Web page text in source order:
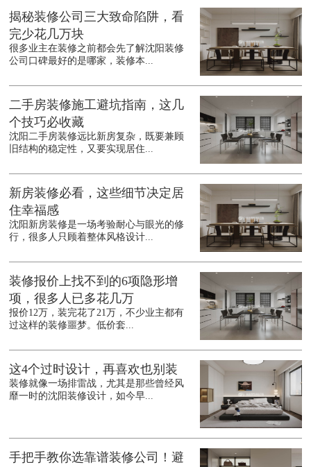
揭秘装修公司三大致命陷阱，看
完少花几万块
很多业主在装修之前都会先了解沈阳装修
公司口碑最好的是哪家，装修本...
二手房装修施工避坑指南，这几
个技巧必收藏
沈阳二手房装修远比新房复杂，既要兼顾
旧结构的稳定性，又要实现居住...
新房装修必看，这些细节决定居
住幸福感
沈阳新房装修是一场考验耐心与眼光的修
行，很多人只顾着整体风格设计...
装修报价上找不到的6项隐形增
项，很多人已多花几万
报价12万，装完花了21万，不少业主都有
过这样的装修噩梦。低价套...
这4个过时设计，再喜欢也别装
装修就像一场排雷战，尤其是那些曾经风
靡一时的沈阳装修设计，如今早...
手把手教你选靠谱装修公司！避